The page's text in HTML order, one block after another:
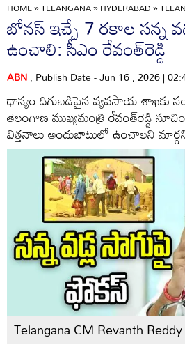
HOME»TELANGANA»HYDERABAD»
బోనస్ ఇచ్చే 7 రకాల సన్న
ఉంచాలి: సీఎం రేవంత్‌రెడ్డి
ABN, Publish Date - Jun 16 , 2026 |
ధాన్యం దిగుబడిపైన వ్యవసాయ శాఖకు
తెలంగాణ ముఖ్యమంత్రి రేవంత్‌రెడ్డి
విత్తనాలు అందుబాటులో ఉంచాలని
Telangana CM Revanth Reddy